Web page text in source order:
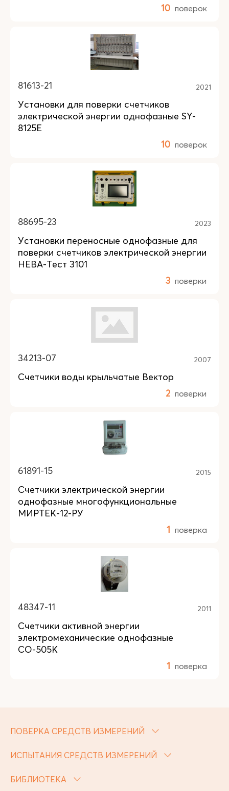
10 поверок
81613-21 2021
Установки для поверки счетчиков
электрической энергии однофазные SY-
8125E
10 поверок
88695-23 2023
Установки переносные однофазные для
поверки счетчиков электрической энергии
НЕВА-Тест 3101
3 поверки
34213-07 2007
Счетчики воды крыльчатые Вектор
2 поверки
61891-15 2015
Счетчики электрической энергии
однофазные многофункциональные
МИРТЕК-12-РУ
1 поверка
48347-11 2011
Счетчики активной энергии
электромеханические однофазные
СО-505К
1 поверка
ПОВЕРКА СРЕДСТВ ИЗМЕРЕНИЙ
ИСПЫТАНИЯ СРЕДСТВ ИЗМЕРЕНИЙ
БИБЛИОТЕКА